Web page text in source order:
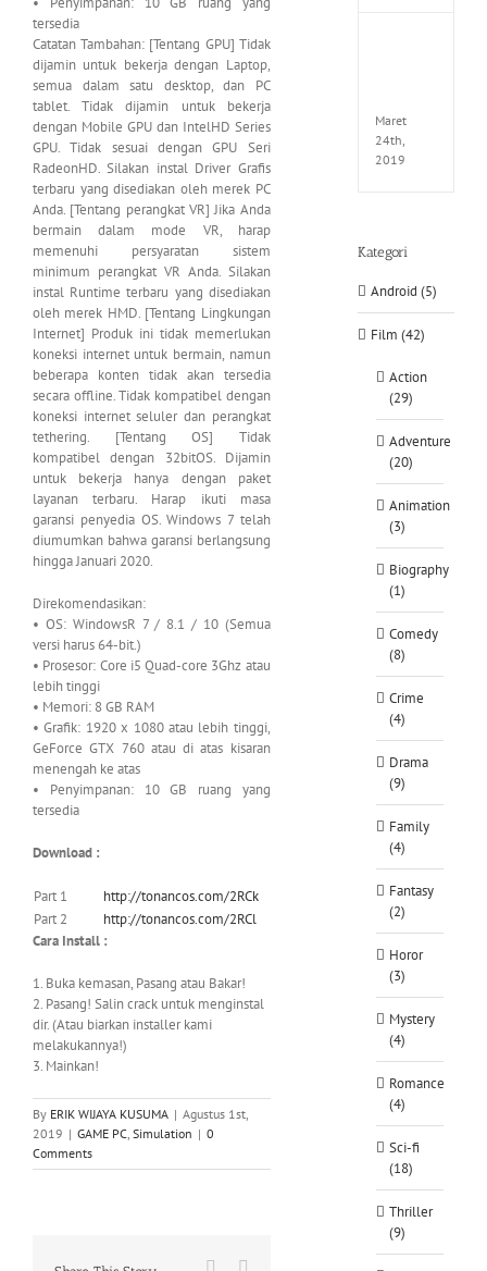
tersedia
Catatan Tambahan: [Tentang GPU] Tidak
dijamin untuk bekerja dengan Laptop,
semua dalam satu desktop, dan PC
tablet. Tidak dijamin untuk bekerja
dengan Mobile GPU dan IntelHD Series
GPU. Tidak sesuai dengan GPU Seri
RadeonHD. Silakan instal Driver Grafis
terbaru yang disediakan oleh merek PC
Anda. [Tentang perangkat VR] Jika Anda
bermain dalam mode VR, harap
memenuhi persyaratan sistem
minimum perangkat VR Anda. Silakan
instal Runtime terbaru yang disediakan
oleh merek HMD. [Tentang Lingkungan
Internet] Produk ini tidak memerlukan
koneksi internet untuk bermain, namun
beberapa konten tidak akan tersedia
secara offline. Tidak kompatibel dengan
koneksi internet seluler dan perangkat
tethering. [Tentang OS] Tidak
kompatibel dengan 32bitOS. Dijamin
untuk bekerja hanya dengan paket
layanan terbaru. Harap ikuti masa
garansi penyedia OS. Windows 7 telah
diumumkan bahwa garansi berlangsung
hingga Januari 2020.
Direkomendasikan:
• OS: WindowsR 7 / 8.1 / 10 (Semua
versi harus 64-bit.)
• Prosesor: Core i5 Quad-core 3Ghz atau
lebih tinggi
• Memori: 8 GB RAM
• Grafik: 1920 x 1080 atau lebih tinggi,
GeForce GTX 760 atau di atas kisaran
menengah ke atas
• Penyimpanan: 10 GB ruang yang
tersedia
Download :
Part 1
http://tonancos.com/2RCk
Part 2
http://tonancos.com/2RCl
Cara Install :
1. Buka kemasan, Pasang atau Bakar!
2. Pasang! Salin crack untuk menginstal
dir. (Atau biarkan installer kami
melakukannya!)
3. Mainkan!
By ERIK WIJAYA KUSUMA | Agustus 1st,
2019 | GAME PC, Simulation | 0
Comments
Facebook
Maret
24th,
2019
Kategori
Android (5)
Film (42)
Action
(29)
Adventure
(20)
Animation
(3)
Biography
(1)
Comedy
(8)
Crime
(4)
Drama
(9)
Family
(4)
Fantasy
(2)
Horor
(3)
Mystery
(4)
Romance
(4)
Sci-fi
(18)
Thriller
(9)